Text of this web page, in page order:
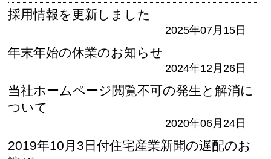
採用情報を更新しました
2025年07月15日
年末年始の休業のお知らせ
2024年12月26日
当社ホームページ閲覧不可の発生と解消に
ついて
2020年06月24日
2019年10月3日付住宅産業新聞の遅配のお